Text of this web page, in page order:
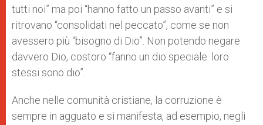
tutti noi” ma poi “hanno fatto un passo avanti” e si
ritrovano “consolidati nel peccato”, come se non
avessero più “bisogno di Dio”. Non potendo negare
davvero Dio, costoro “fanno un dio speciale: loro
stessi sono dio”.
Anche nelle comunità cristiane, la corruzione è
sempre in agguato e si manifesta, ad esempio, negli